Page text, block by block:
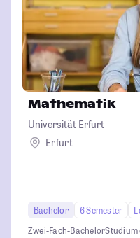
Mathematik
Universität Erfurt
Erfurt
Bachelor 6 Semester
Zwei-Fach-BachelorStudium